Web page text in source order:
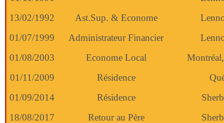
13/02/1992
Ast.Sup. & Econome
01/07/1999
Administrateur Financier
01/08/2003
Econome Local
01/11/2009
Résidence
01/09/2014
Résidence
18/08/2017
Retour au Père